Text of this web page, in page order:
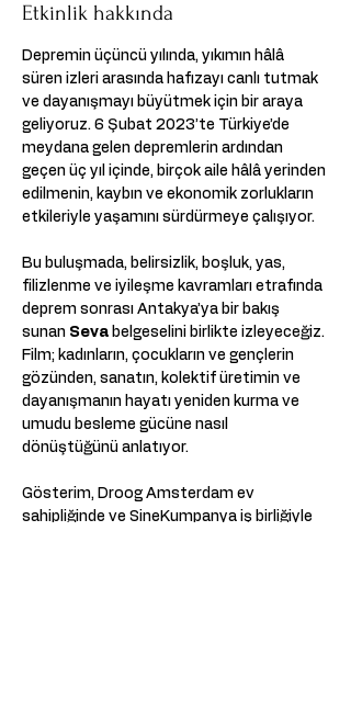
Etkinlik hakkında
Depremin üçüncü yılında, yıkımın hâlâ
süren izleri arasında hafızayı canlı tutmak
ve dayanışmayı büyütmek için bir araya
geliyoruz. 6 Şubat 2023’te Türkiye’de
meydana gelen depremlerin ardından
geçen üç yıl içinde, birçok aile hâlâ yerinden
edilmenin, kaybın ve ekonomik zorlukların
etkileriyle yaşamını sürdürmeye çalışıyor.
Bu buluşmada, belirsizlik, boşluk, yas,
filizlenme ve iyileşme kavramları etrafında
deprem sonrası Antakya’ya bir bakış
sunan Seva belgeselini birlikte izleyeceğiz.
Film; kadınların, çocukların ve gençlerin
gözünden, sanatın, kolektif üretimin ve
dayanışmanın hayatı yeniden kurma ve
umudu besleme gücüne nasıl
dönüştüğünü anlatıyor.
Gösterim, Droog Amsterdam ev
sahipliğinde ve SineKumpanya iş birliğiyle